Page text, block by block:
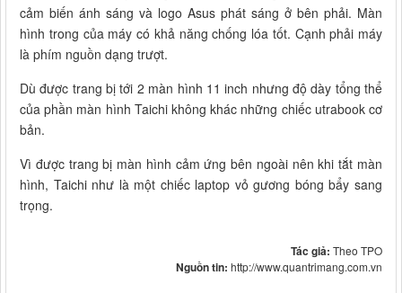
cảm biến ánh sáng và logo Asus phát sáng ở bên phải. Màn
hình trong của máy có khả năng chống lóa tốt. Cạnh phải máy
là phím nguồn dạng trượt.
Dù được trang bị tới 2 màn hình 11 inch nhưng độ dày tổng thể
của phần màn hình Taichi không khác những chiếc utrabook cơ
bản.
Vì được trang bị màn hình cảm ứng bên ngoài nên khi tắt màn
hình, Taichi như là một chiếc laptop vỏ gương bóng bẩy sang
trọng.
Tác giả: Theo TPO
Nguồn tin: http://www.quantrimang.com.vn